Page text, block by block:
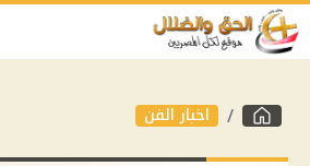
اخبار الفن